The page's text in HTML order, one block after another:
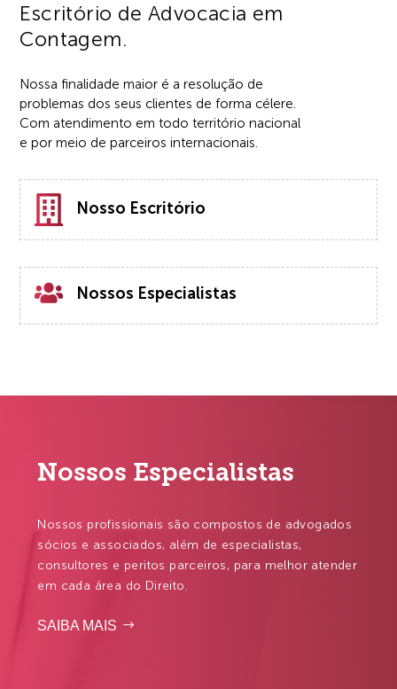
Escritório de Advocacia em
Contagem.
Nossa finalidade maior é a resolução de
problemas dos seus clientes de forma célere.
Com atendimento em todo território nacional
e por meio de parceiros internacionais.
Nosso Escritório
Nossos Especialistas
Nossos Especialistas
Nossos profissionais são compostos de advogados
sócios e associados, além de especialistas,
consultores e peritos parceiros, para melhor atender
em cada área do Direito.
SAIBA MAIS